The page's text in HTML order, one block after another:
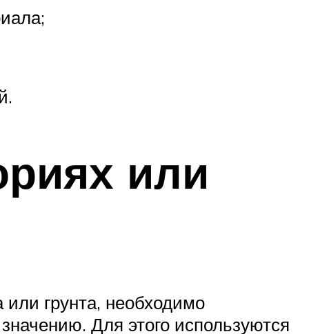
или
грунта, необходимо
Для этого используются